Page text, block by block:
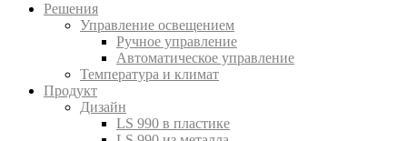
Решения
Управление освещением
Ручное управление
Автоматическое управление
Температура и климат
Продукт
Дизайн
LS 990 в пластике